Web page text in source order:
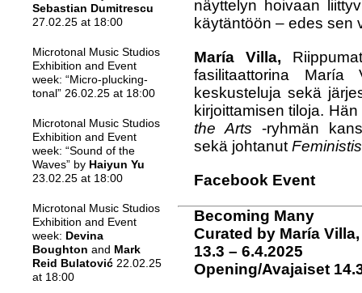
Sebastian Dumitrescu
27.02.25 at 18:00
Microtonal Music Studios
Exhibition and Event
week: “Micro-plucking-
tonal” 26.02.25 at 18:00
Microtonal Music Studios
Exhibition and Event
week: “Sound of the
Waves” by Haiyun Yu
23.02.25 at 18:00
Microtonal Music Studios
Exhibition and Event
week: Devina
Boughton and Mark
Reid Bulatović 22.02.25
at 18:00
näyttelyn hoivaan
käytäntöön – edes sen
María Villa,
fasilitaattorina María
keskusteluja sekä
kirjoittamisen tiloja.
the Arts -ryhmän
sekä johtanut
Facebook Event
Becoming Many
Curated by María
13.3 – 6.4.2025
Opening/Avajaiset